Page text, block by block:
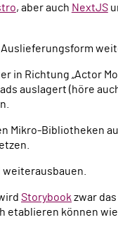
, aber auch NextJS
in Richtung „Actor
auslagert (höre
Mikro-Bibliotheken
Storybook zwar
etablieren können